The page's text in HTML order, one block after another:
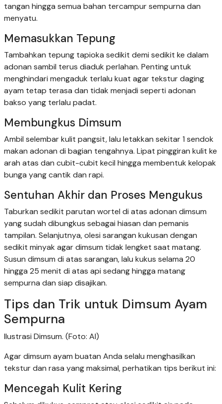
tangan hingga semua bahan tercampur sempurna dan
menyatu.
Memasukkan Tepung
Tambahkan tepung tapioka sedikit demi sedikit ke dalam
adonan sambil terus diaduk perlahan. Penting untuk
menghindari mengaduk terlalu kuat agar tekstur daging
ayam tetap terasa dan tidak menjadi seperti adonan
bakso yang terlalu padat.
Membungkus Dimsum
Ambil selembar kulit pangsit, lalu letakkan sekitar 1 sendok
makan adonan di bagian tengahnya. Lipat pinggiran kulit ke
arah atas dan cubit-cubit kecil hingga membentuk kelopak
bunga yang cantik dan rapi.
Sentuhan Akhir dan Proses Mengukus
Taburkan sedikit parutan wortel di atas adonan dimsum
yang sudah dibungkus sebagai hiasan dan pemanis
tampilan. Selanjutnya, olesi sarangan kukusan dengan
sedikit minyak agar dimsum tidak lengket saat matang.
Susun dimsum di atas sarangan, lalu kukus selama 20
hingga 25 menit di atas api sedang hingga matang
sempurna dan siap disajikan.
Tips dan Trik untuk Dimsum Ayam
Sempurna
Ilustrasi Dimsum. (Foto: AI)
Agar dimsum ayam buatan Anda selalu menghasilkan
tekstur dan rasa yang maksimal, perhatikan tips berikut ini:
Mencegah Kulit Kering